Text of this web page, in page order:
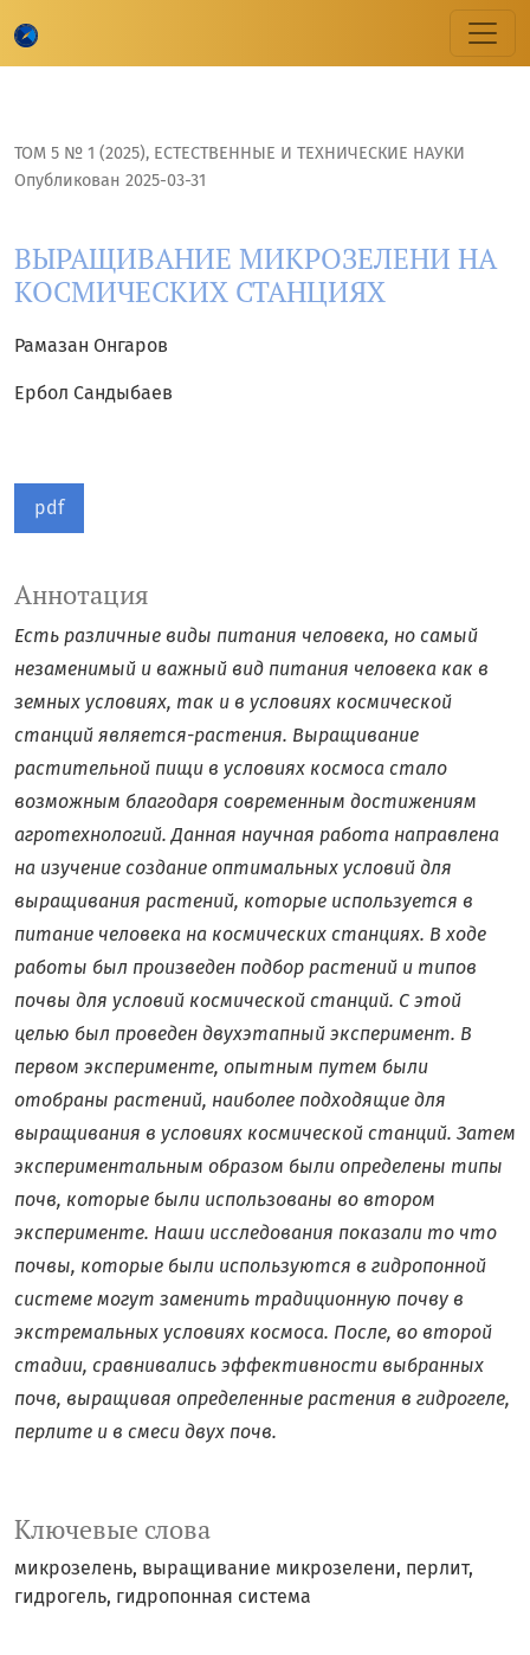
ТОМ 5 № 1 (2025), ЕСТЕСТВЕННЫЕ И ТЕХНИЧЕСКИЕ НАУКИ
ВЫРАЩИВАНИЕ МИКРОЗЕЛЕНИ НА
КОСМИЧЕСКИХ СТАНЦИЯХ
Опубликован 2025-03-31
Рамазан Онгаров
Ербол Сандыбаев
pdf
Ключевые слова
микрозелень выращивание микрозелени перлит
гидрогель гидропонная система
Аннотация
Есть различные виды питания человека, но самый
незаменимый и важный вид питания человека как в
земных условиях, так и в условиях космической
станций является-растения. Выращивание
растительной пищи в условиях космоса стало
возможным благодаря современным достижениям
агротехнологий. Данная научная работа направлена
на изучение создание оптимальных условий для
выращивания растений, которые используется в
питание человека на космических станциях. В ходе
работы был произведен подбор растений и типов
почвы для условий космической станций. С этой
целью был проведен двухэтапный эксперимент. В
первом эксперименте, опытным путем были
отобраны растений, наиболее подходящие для
выращивания в условиях космической станций. Затем
экспериментальным образом были определены типы
почв, которые были использованы во втором
эксперименте. Наши исследования показали то что
почвы, которые были используются в гидропонной
системе могут заменить традиционную почву в
экстремальных условиях космоса. После, во второй
стадии, сравнивались эффективности выбранных
почв, выращивая определенные растения в гидрогеле,
перлите и в смеси двух почв.